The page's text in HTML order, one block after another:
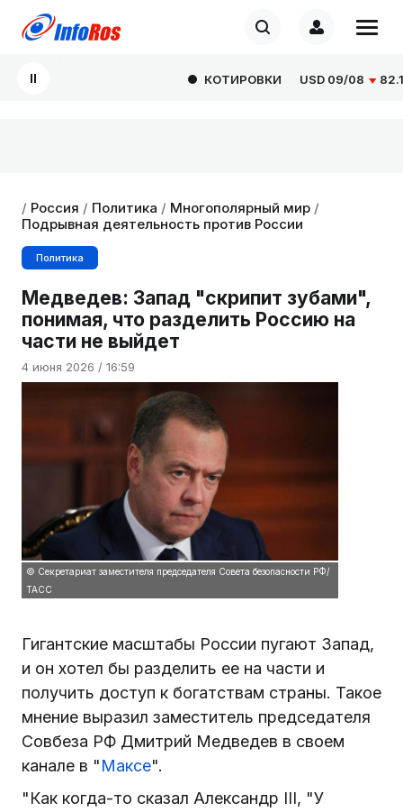
КОТИРОВКИ USD 09/08
/ Россия / Политика / Многополярный мир /
Подрывная деятельность против России
Политика
Медведев: Запад "скрипит зубами",
понимая, что разделить Россию на
части не выйдет
4 июня 2026 / 16:59
© Секретариат заместителя председателя Совета безопасности РФ/
ТАСС
Гигантские масштабы России пугают Запад,
и он хотел бы разделить ее на части и
получить доступ к богатствам страны. Такое
мнение выразил заместитель председателя
Совбеза РФ Дмитрий Медведев в своем
канале в "Максе".
"Как когда-то сказал Александр III, "У